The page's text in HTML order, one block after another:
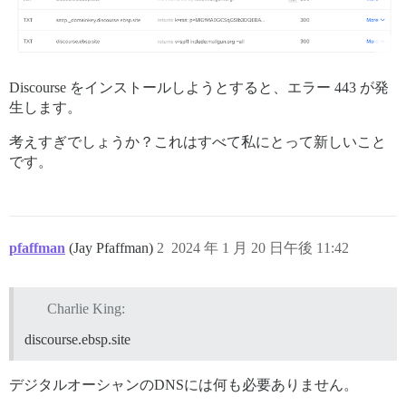
Discourse をインストールしようとすると、エラー 443 が発
生します。
考えすぎでしょうか？これはすべて私にとって新しいこと
です。
pfaffman (Jay Pfaffman) 2024 年 1 月 20 日午後 11:42
2
Charlie King:
discourse.ebsp.site
デジタルオーシャンのDNSには何も必要ありません。